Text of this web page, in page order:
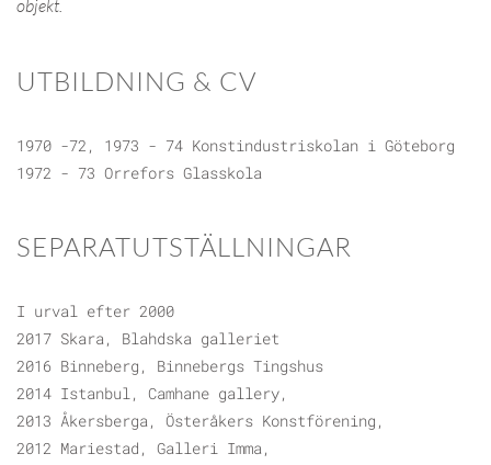
objekt.
UTBILDNING & CV
1970 -72, 1973 - 74 Konstindustriskolan i Göteborg
1972 - 73 Orrefors Glasskola
SEPARATUTSTÄLLNINGAR
I urval efter 2000
2017 Skara, Blahdska galleriet
2016 Binneberg, Binnebergs Tingshus
2014 Istanbul, Camhane gallery,
2013 Åkersberga, Österåkers Konstförening,
2012 Mariestad, Galleri Imma,